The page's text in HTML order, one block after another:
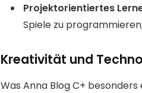
Projektorientiertes
Spiele zu
Kreativität und
Was Anna Blog C+